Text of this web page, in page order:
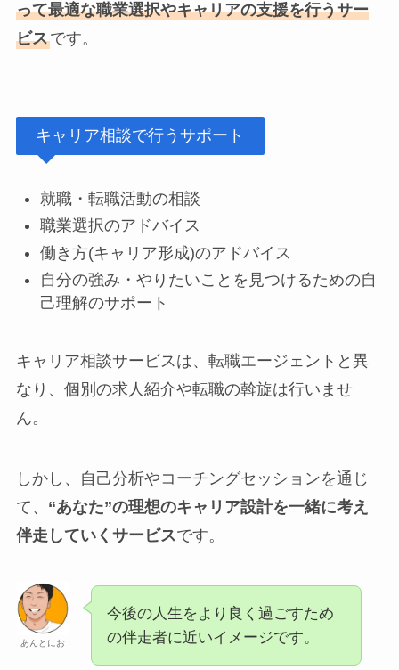
って最適な職業選択やキャリアの支援を行うサー
ビスです。
キャリア相談で行うサポート
就職・転職活動の相談
職業選択のアドバイス
働き方(キャリア形成)のアドバイス
自分の強み・やりたいことを見つけるための自
己理解のサポート
キャリア相談サービスは、転職エージェントと異
なり、個別の求人紹介や転職の斡旋は行いませ
ん。
しかし、自己分析やコーチングセッションを通じ
て、 “あなた”の理想のキャリア設計を一緒に考え
伴走していくサービスです。
あんとにお
今後の人生をより良く過ごすため
の伴走者に近いイメージです。